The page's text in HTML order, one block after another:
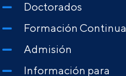
Doctorados
Formación Continua
Admisión
Información para